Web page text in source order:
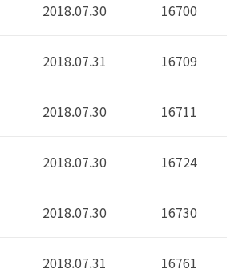
2018.07.30 16700
2018.07.31 16709
2018.07.30 16711
2018.07.30 16724
2018.07.30 16730
2018.07.31 16761